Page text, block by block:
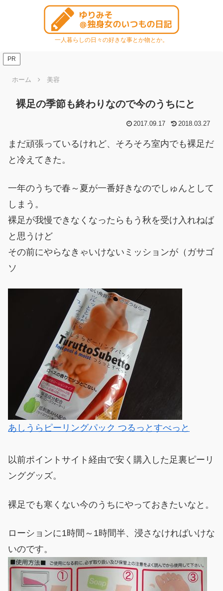
一人暮らしの日々の好きな事とか物とか。
PR
ホーム 美容
裸足の季節も終わりなので今のうちにと
2017.09.17 2018.03.27
まだ頑張っているけれど、そろそろ室内でも裸足だ
と冷えてきた。
一年のうちで春～夏が一番好きなのでしゅんとして
しまう。
裸足が我慢できなくなったらもう秋を受け入れねば
と思うけど
その前にやらなきゃいけないミッションが（ガサゴ
ソ
あしうらピーリングパック つるっとすべっと
以前ポイントサイト経由で安く購入した足裏ピーリ
ンググッズ。
裸足でも寒くない今のうちにやっておきたいなと。
ローションに1時間～1時間半、浸さなければいけな
いのです。